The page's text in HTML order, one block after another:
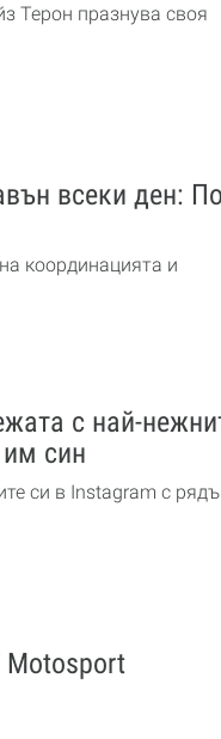
Терон празнува своя
всеки ден:
координацията и
с най-
син
си в Instagram с
Motosport